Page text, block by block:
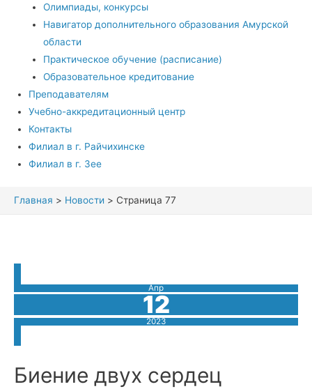
Олимпиады, конкурсы
Навигатор дополнительного образования Амурской
области
Практическое обучение (расписание)
Образовательное кредитование
Преподавателям
Учебно-аккредитационный центр
Контакты
Филиал в г. Райчихинске
Филиал в г. Зее
Главная Новости Страница 77
Апр
12
2023
Биение двух сердец